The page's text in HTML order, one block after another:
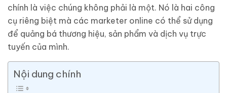
chính là việc chúng không phải là một. Nó là hai công
cụ riêng biệt mà các marketer online có thể sử dụng
để quảng bá thương hiệu, sản phẩm và dịch vụ trực
tuyến của mình.
Nội dung chính